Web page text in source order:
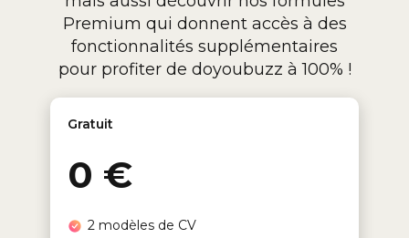
Premium qui donnent accès à des
fonctionnalités supplémentaires
pour profiter de doyoubuzz à 100% !
Gratuit
0 €
2 modèles de CV